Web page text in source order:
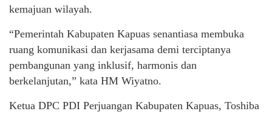
kemajuan wilayah.
“Pemerintah Kabupaten Kapuas senantiasa membuka
ruang komunikasi dan kerjasama demi terciptanya
pembangunan yang inklusif, harmonis dan
berkelanjutan,” kata HM Wiyatno.
Ketua DPC PDI Perjuangan Kabupaten Kapuas, Toshiba